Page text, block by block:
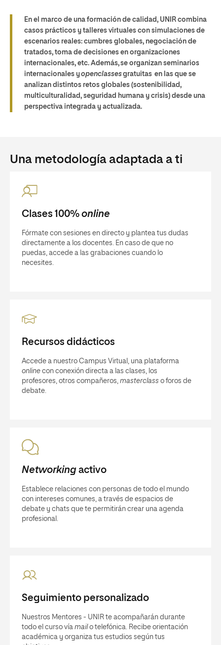
En el marco de una formación de calidad, UNIR combina
casos prácticos y talleres virtuales con simulaciones de
escenarios reales: cumbres globales, negociación de
tratados, toma de decisiones en organizaciones
internacionales, etc. Además, se organizan seminarios
internacionales yopenclassesgratuitas en las que se
analizan distintos retos globales (sostenibilidad,
multiculturalidad, seguridad humana y crisis) desde una
perspectiva integrada y actualizada.
Una metodología adaptada a ti
Clases 100% online
Fórmate con sesiones en directo y plantea tus dudas
directamente a los docentes. En caso de que no
puedas, accede a las grabaciones cuando lo
necesites.
Recursos didácticos
Accede a nuestro Campus Virtual, una plataforma
online con conexión directa a las clases, los
profesores, otros compañeros, masterclass o foros de
debate.
Networkingactivo
Establece relaciones con personas de todo el mundo
con intereses comunes, a través de espacios de
debate y chats que te permitirán crear una agenda
profesional.
Seguimiento personalizado
Nuestros Mentores - UNIR te acompañarán durante
todo el curso vía mail o telefónica. Recibe orientación
académica y organiza tus estudios según tus